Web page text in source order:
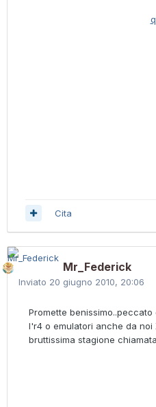
Cita
Mr_Federick
Inviato 20 giugno 2010, 20:06
Promette
l'r4 o emulatori anche da noi
bruttissima stagione